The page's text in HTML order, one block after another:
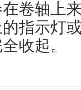
卷轴上
指示灯
收起。